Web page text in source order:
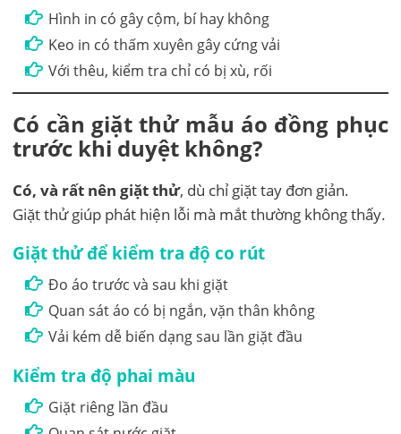
Hình in có gây cộm, bí hay không
Keo in có thấm xuyên gây cứng vải
Với thêu, kiểm tra chỉ có bị xù, rối
Có cần giặt thử mẫu áo đồng phục
trước khi duyệt không?
Có, và rất nên giặt thử, dù chỉ giặt tay đơn giản.
Giặt thử giúp phát hiện lỗi mà mắt thường không thấy.
Giặt thử để kiểm tra độ co rút
Đo áo trước và sau khi giặt
Quan sát áo có bị ngắn, vặn thân không
Vải kém dễ biến dạng sau lần giặt đầu
Kiểm tra độ phai màu
Giặt riêng lần đầu